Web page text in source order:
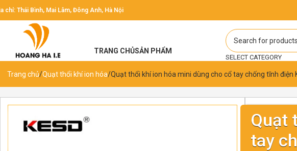
chỉ: Thái Bình, Mai Lâm, Đông Anh, Hà Nội
TRANG CHỦSẢN PHẨM
SELECT CATEGORY
Trang chủ Quạt thổi khí ion hóa Quạt thổi khí ion hóa mini dùng cho cổ tay chống tĩnh điện
Quạt
tay